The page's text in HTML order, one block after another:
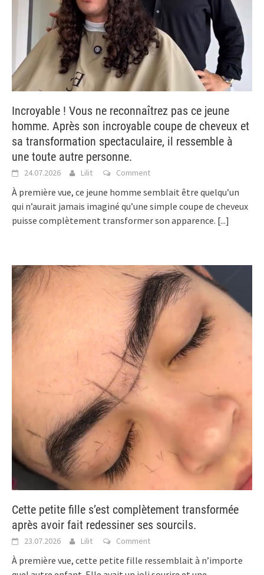
Incroyable ! Vous ne reconnaîtrez pas ce jeune
homme. Après son incroyable coupe de cheveux et
sa transformation spectaculaire, il ressemble à
une toute autre personne.
24.07.2026 Lilit Comment
À première vue, ce jeune homme semblait être quelqu’un
qui n’aurait jamais imaginé qu’une simple coupe de cheveux
puisse complètement transformer son apparence. [...]
Cette petite fille s’est complètement transformée
après avoir fait redessiner ses sourcils.
23.07.2026 Lilit Comment
À première vue, cette petite fille ressemblait à n’importe